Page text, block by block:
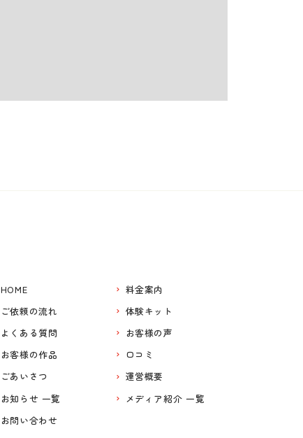
HOME
料金案内
ご依頼の流れ
体験キット
よくある質問
お客様の声
お客様の作品
口コミ
ごあいさつ
運営概要
お知らせ 一覧
メディア紹介 一覧
お問い合わせ